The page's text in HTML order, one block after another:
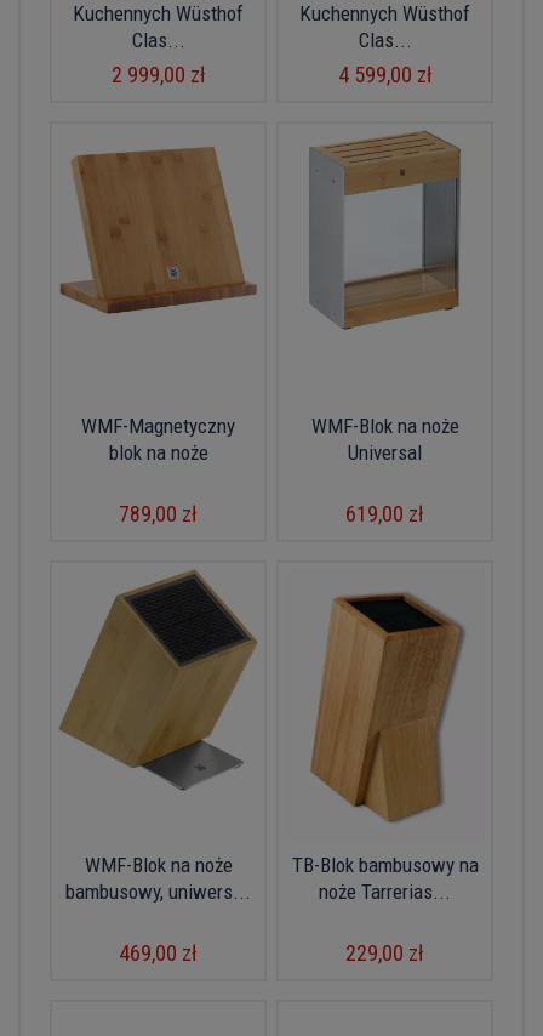
Kuchennych Wüsthof
Clas...
2 999,00 zł
Kuchennych Wüsthof
Clas...
4 599,00 zł
WMF-Magnetyczny
blok na noże
789,00 zł
WMF-Blok na noże
Universal
619,00 zł
WMF-Blok na noże
bambusowy, uniwers...
469,00 zł
TB-Blok bambusowy na
noże Tarrerias...
229,00 zł